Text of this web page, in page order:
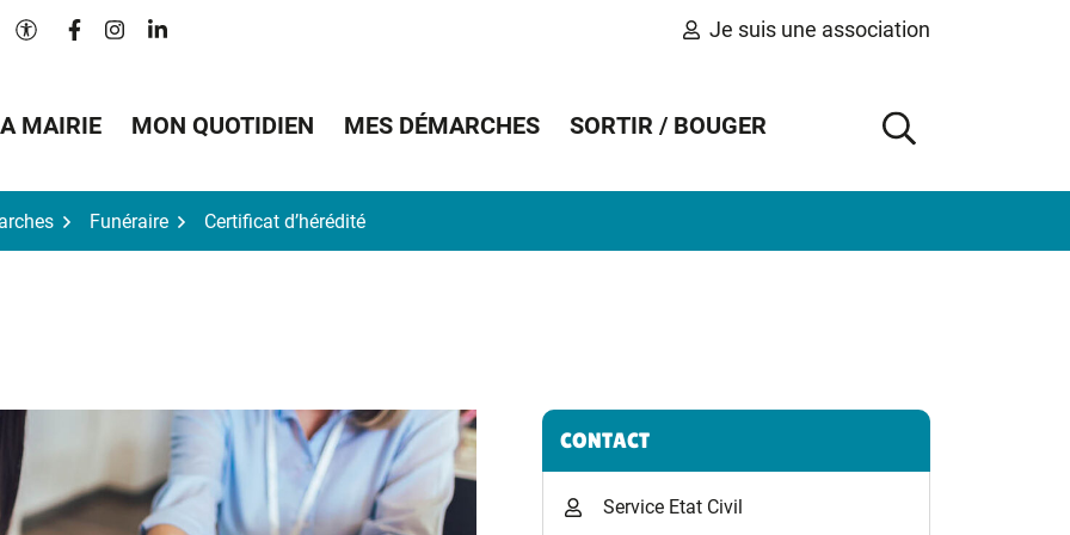
Paramètres d'accessibilité
Lien vers le compte Facebook
Lien vers le compte Instagram
Lien vers le compte Linkedin Je suis une association
MAIRIE MON QUOTIDIEN MES DÉMARCHES SORTIR / BOUGER
AFFICHER
Funéraire Certificat d’hérédité
Informations complémentaires
CONTACT
Service Etat Civil